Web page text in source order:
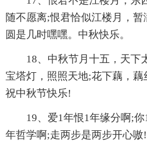
随不愿离;恨君恰似江楼月，
圆是几时嘿嘿。中秋快乐。
18、中秋节月十五，天下
宝塔灯，照照天地;花下藕，
祝中秋节快乐!
19、爱1年恨1年缘分啊;
年哲学啊;走两步是两步开心